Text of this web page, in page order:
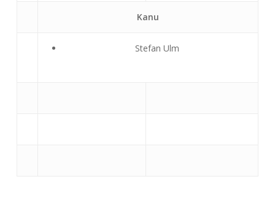
Kanu
Stefan Ulm